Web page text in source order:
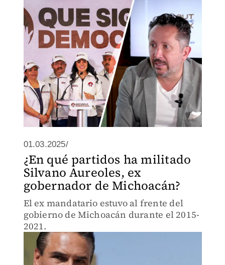
01.03.2025/
¿En qué partidos ha militado
Silvano Aureoles, ex
gobernador de Michoacán?
El ex mandatario estuvo al frente del
gobierno de Michoacán durante el 2015-
2021.